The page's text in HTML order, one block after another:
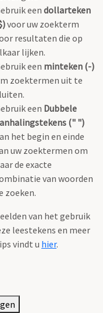
eendollarteken
voor uw zoekterm
resultaten die op
lijken.
een minteken (-)
zoektermen uit te
een Dubbele
(" ")
het begin en einde
uw zoektermen om
de exacte
van woorden
zoeken.
van het gebruik
leestekens en meer
vindt u hier.